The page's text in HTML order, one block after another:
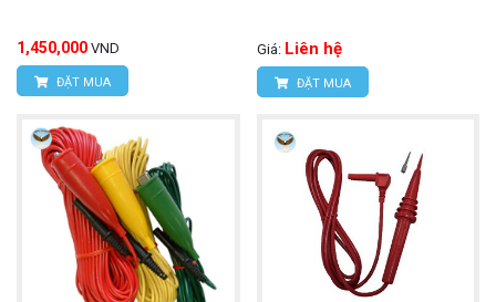
1,450,000 VND
ĐẶT MUA
Giá: Liên hệ
ĐẶT MUA